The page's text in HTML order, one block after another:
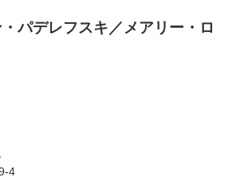
パデレフスキ／メアリー・ロ
4